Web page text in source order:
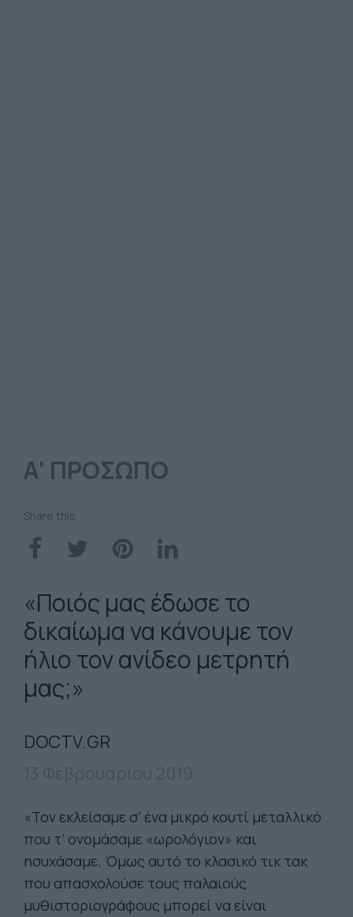
Α' ΠΡΟΣΩΠΟ
Share this
«Ποιός μας έδωσε το
δικαίωμα να κάνουμε τον
ήλιο τον ανίδεο μετρητή
μας;»
DOCTV.GR
«Τον εκλείσαμε σ’ ένα μικρό κουτί μεταλλικό
που τ’ ονομάσαμε «ωρολόγιον» και
ησυχάσαμε. Όμως αυτό το κλασικό τικ τακ
που απασχολούσε τους παλαιούς
μυθιστοριογράφους μπορεί να είναι